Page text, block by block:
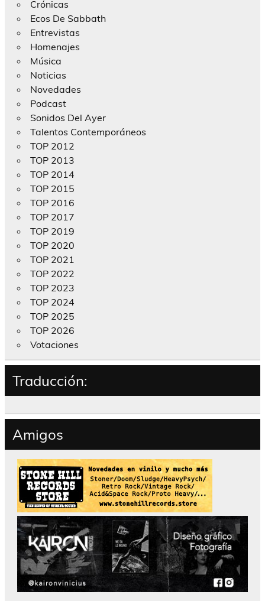
Crónicas
Ecos De Sabbath
Entrevistas
Homenajes
Música
Noticias
Novedades
Podcast
Sonidos Del Ayer
Talentos Contemporáneos
TOP 2012
TOP 2013
TOP 2014
TOP 2015
TOP 2016
TOP 2017
TOP 2019
TOP 2020
TOP 2021
TOP 2022
TOP 2023
TOP 2024
TOP 2025
TOP 2026
Votaciones
Traducción:
Amigos